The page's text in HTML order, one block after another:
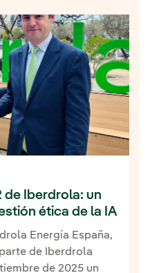
de Iberdrola: un
ética de la IA
Energía España,
de Iberdrola
de 2025 un